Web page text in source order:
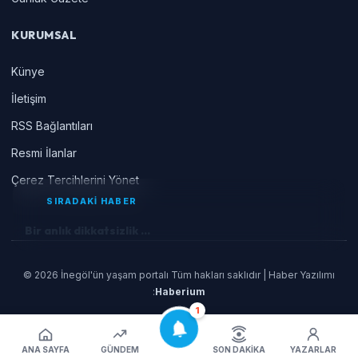
ANA SAYFA GÜNDEM
1
SON DAKIKA YAZARLAR
KURUMSAL
Künye
İletişim
RSS Bağlantıları
Resmi İlanlar
Çerez Tercihlerini Yönet
© 2026 İnegöl'ün yaşam portalı Tüm hakları saklıdır | Haber Yazılımı
:Haberium
SIRADAKİ HABER